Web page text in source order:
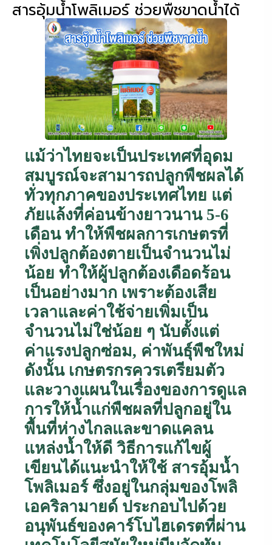
สารอุ้มน้ำโพลิเมอร์ ช่วยพืชขาดน้ำได้
แม้ว่าไทยจะเป็นประเทศที่อุดม
สมบูรณ์จะสามารถปลูกพืชผลได้
ทั่วทุกภาคของประเทศไทย แต่
ภัยแล้งที่ค่อนข้างยาวนาน 5-6
เดือน ทำให้พืชผลการเกษตรที่
เพิ่งปลูกต้องตายเป็นจำนวนไม่
น้อย ทำให้ผู้ปลูกต้องเดือดร้อน
เป็นอย่างมาก เพราะต้องเสีย
เวลาและค่าใช้จ่ายเพิ่มเป็น
จำนวนไม่ใช่น้อย ๆ นับตั้งแต่
ค่าแรงปลูกซ่อม, ค่าพันธุ์พืชใหม่
ดังนั้น เกษตรกรควรเตรียมตัว
และวางแผนในเรื่องของการดูแล
การให้น้ำแก่พืชผลที่ปลูกอยู่ใน
พื้นที่ห่างไกลและขาดแคลน
แหล่งน้ำให้ดี วิธีการแก้ไขผู้
เขียนได้แนะนำให้ใช้ สารอุ้มน้ำ
โพลิเมอร์ ซึ่งอยู่ในกลุ่มของโพลิ
เอคริลามายด์ ประกอบไปด้วย
อนุพันธ์ของคาร์โบไฮเดรตที่ผ่าน